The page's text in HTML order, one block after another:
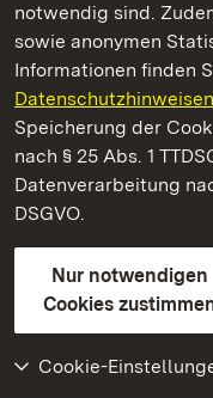
notwendig sind.
sowie anonymen
Informationen finden
Speicherung der
nach § 25 Abs. 1
Datenverarbeitung
DSGVO.
Nur notwendigen
Cookies
Cookie-
Staatliche Schlösser und
Staatliche Schlösser
Kontakt
Gebärdensprache
Erklärung zur
BITV-konform
Weiteres